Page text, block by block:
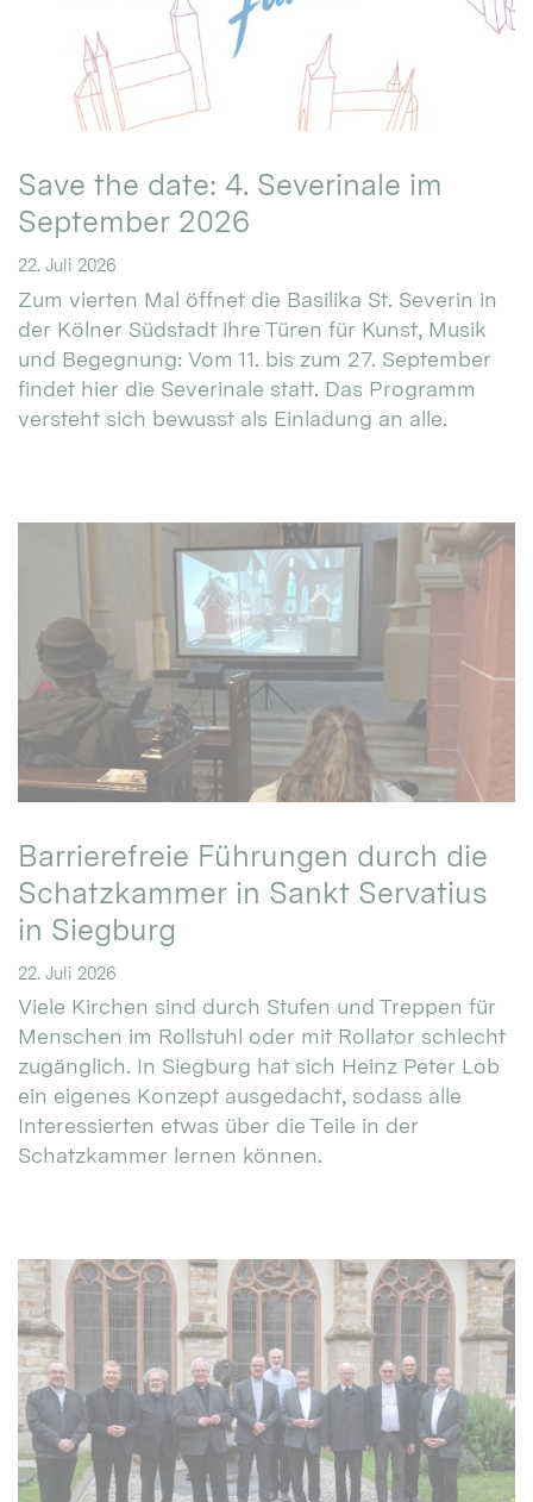
Save the date: 4. Severinale im
September 2026
22. Juli 2026
Zum vierten Mal öffnet die Basilika St. Severin in
der Kölner Südstadt ihre Türen für Kunst, Musik
und Begegnung: Vom 11. bis zum 27. September
findet hier die Severinale statt. Das Programm
versteht sich bewusst als Einladung an alle.
Barrierefreie Führungen durch die
Schatzkammer in Sankt Servatius
in Siegburg
22. Juli 2026
Viele Kirchen sind durch Stufen und Treppen für
Menschen im Rollstuhl oder mit Rollator schlecht
zugänglich. In Siegburg hat sich Heinz Peter Lob
ein eigenes Konzept ausgedacht, sodass alle
Interessierten etwas über die Teile in der
Schatzkammer lernen können.